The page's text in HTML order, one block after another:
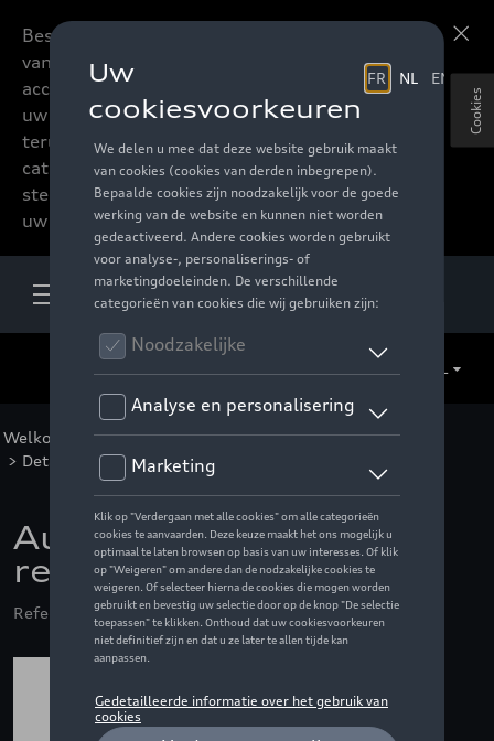
Beste accessoires-lovers,
vanaf nu kan u het hele
accessoire assortiment van
uw favoriete merk
terugvinden in de online
catalogus. Deze kunnen
steeds besteld worden via
uw verdeler.
Welkom Voor u >F1 Collectie >Kleding >Vrouwen
> Detail
Audi F1 Driver jersey
replica, grijs - M
Referentie: ZZQ3132602203
Cookies